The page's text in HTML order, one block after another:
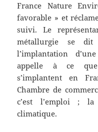
France Nature
favorable » et
suivi. Le
métallurgie se
l’implantation
appelle à ce
s’implantent en
Chambre de
c’est l’emploi ;
climatique.